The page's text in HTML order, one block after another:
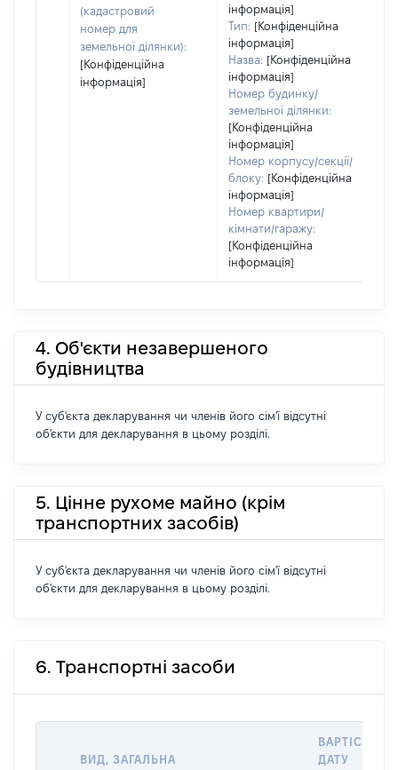
(кадастровий
номер для
земельної ділянки):
[Конфіденційна
інформація]
інформація]
Тип: [Конфіденційна
інформація]
Назва: [Конфіденційна
інформація]
Номер будинку/
земельної ділянки:
[Конфіденційна
інформація]
Номер корпусу/секції/
блоку: [Конфіденційна
інформація]
Номер квартири/
кімнати/гаражу:
[Конфіденційна
інформація]
4. Об'єкти незавершеного
будівництва
У суб'єкта декларування чи членів його сім'ї відсутні
об'єкти для декларування в цьому розділі.
5. Цінне рухоме майно (крім
транспортних засобів)
У суб'єкта декларування чи членів його сім'ї відсутні
об'єкти для декларування в цьому розділі.
6. Транспортні засоби
ВИД, ЗАГАЛЬНА
ВАРТІСТЬ НА
ДАТУ